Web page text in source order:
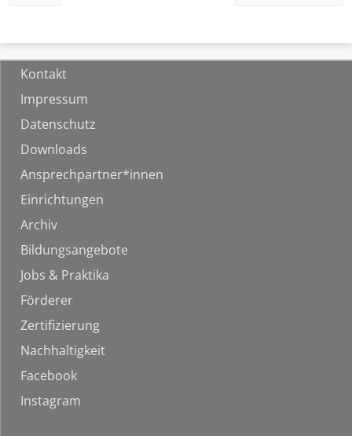
Kontakt
Impressum
Datenschutz
Downloads
Ansprechpartner*innen
Einrichtungen
Archiv
Bildungsangebote
Jobs & Praktika
Förderer
Zertifizierung
Nachhaltigkeit
Facebook
Instagram